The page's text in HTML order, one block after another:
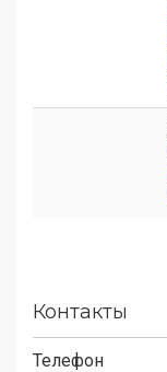
Контакты
Телефон